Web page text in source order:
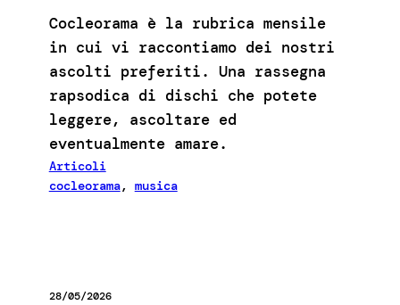
Cocleorama è la rubrica mensile
in cui vi raccontiamo dei nostri
ascolti preferiti. Una rassegna
rapsodica di dischi che potete
leggere, ascoltare ed
eventualmente amare.
Articoli
cocleorama, musica
28/05/2026